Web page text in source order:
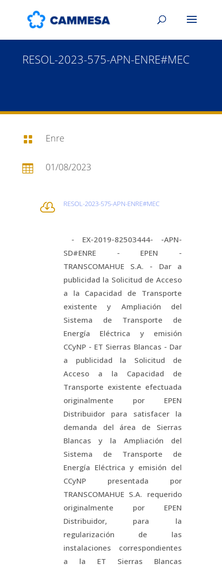
RESOL-2023-575-APN-ENRE#MEC
 Enre
 01/08/2023
 RESOL-2023-575-APN-ENRE#MEC
- EX-2019-82503444- -APN-
SD#ENRE - EPEN -
TRANSCOMAHUE S.A. - Dar a
publicidad la Solicitud de Acceso
a la Capacidad de Transporte
existente y Ampliación del
Sistema de Transporte de
Energía Eléctrica y emisión
CCyNP - ET Sierras Blancas - Dar
a publicidad la Solicitud de
Acceso a la Capacidad de
Transporte existente efectuada
originalmente por EPEN
Distribuidor para satisfacer la
demanda del área de Sierras
Blancas y la Ampliación del
Sistema de Transporte de
Energía Eléctrica y emisión del
CCyNP presentada por
TRANSCOMAHUE S.A. requerido
originalmente por EPEN
Distribuidor, para la
regularización de las
instalaciones correspondientes
a la ET Sierras Blancas